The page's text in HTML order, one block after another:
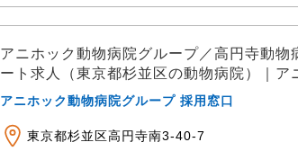
アニホック動物病院グループ／高円寺動
ート求人（東京都杉並区の動物病院）｜ア
アニホック動物病院グループ 採用窓口
東京都杉並区高円寺南3-40-7